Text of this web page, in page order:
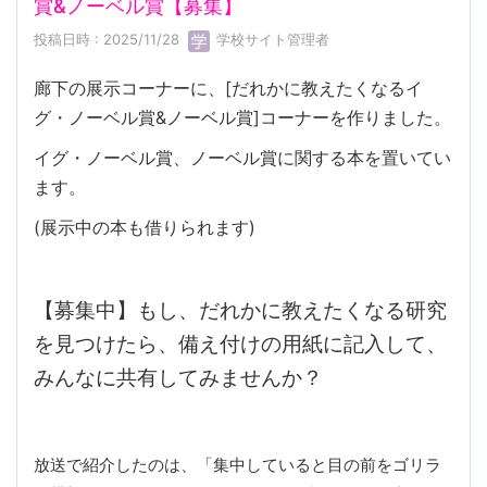
賞&ノーベル賞【募集】
投稿日時 : 2025/11/28 学校サイト管理者
廊下の展示コーナーに、[だれかに教えたくなるイ
グ・ノーベル賞&ノーベル賞]コーナーを作りました。
イグ・ノーベル賞、ノーベル賞に関する本を置いてい
ます。
(展示中の本も借りられます)
【募集中】もし、だれかに教えたくなる研究
を見つけたら、備え付けの用紙に記入して、
みんなに共有してみませんか？
放送で紹介したのは、「集中していると目の前をゴリラ